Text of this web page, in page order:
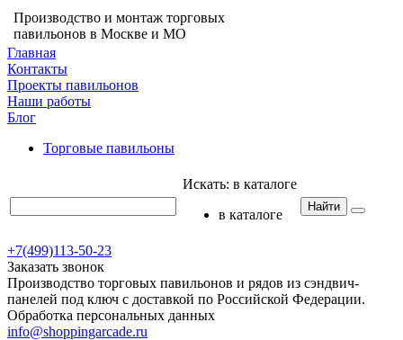
Производство и монтаж торговых
павильонов в Москве и МО
Главная
Контакты
Проекты павильонов
Наши работы
Блог
Торговые павильоны
Искать: в каталоге
в каталоге
Найти
+7(499)113-50-23
Заказать звонок
Производство торговых павильонов и рядов из сэндвич-
панелей под ключ с доставкой по Российской Федерации.
Обработка персональных данных
info@shoppingarcade.ru